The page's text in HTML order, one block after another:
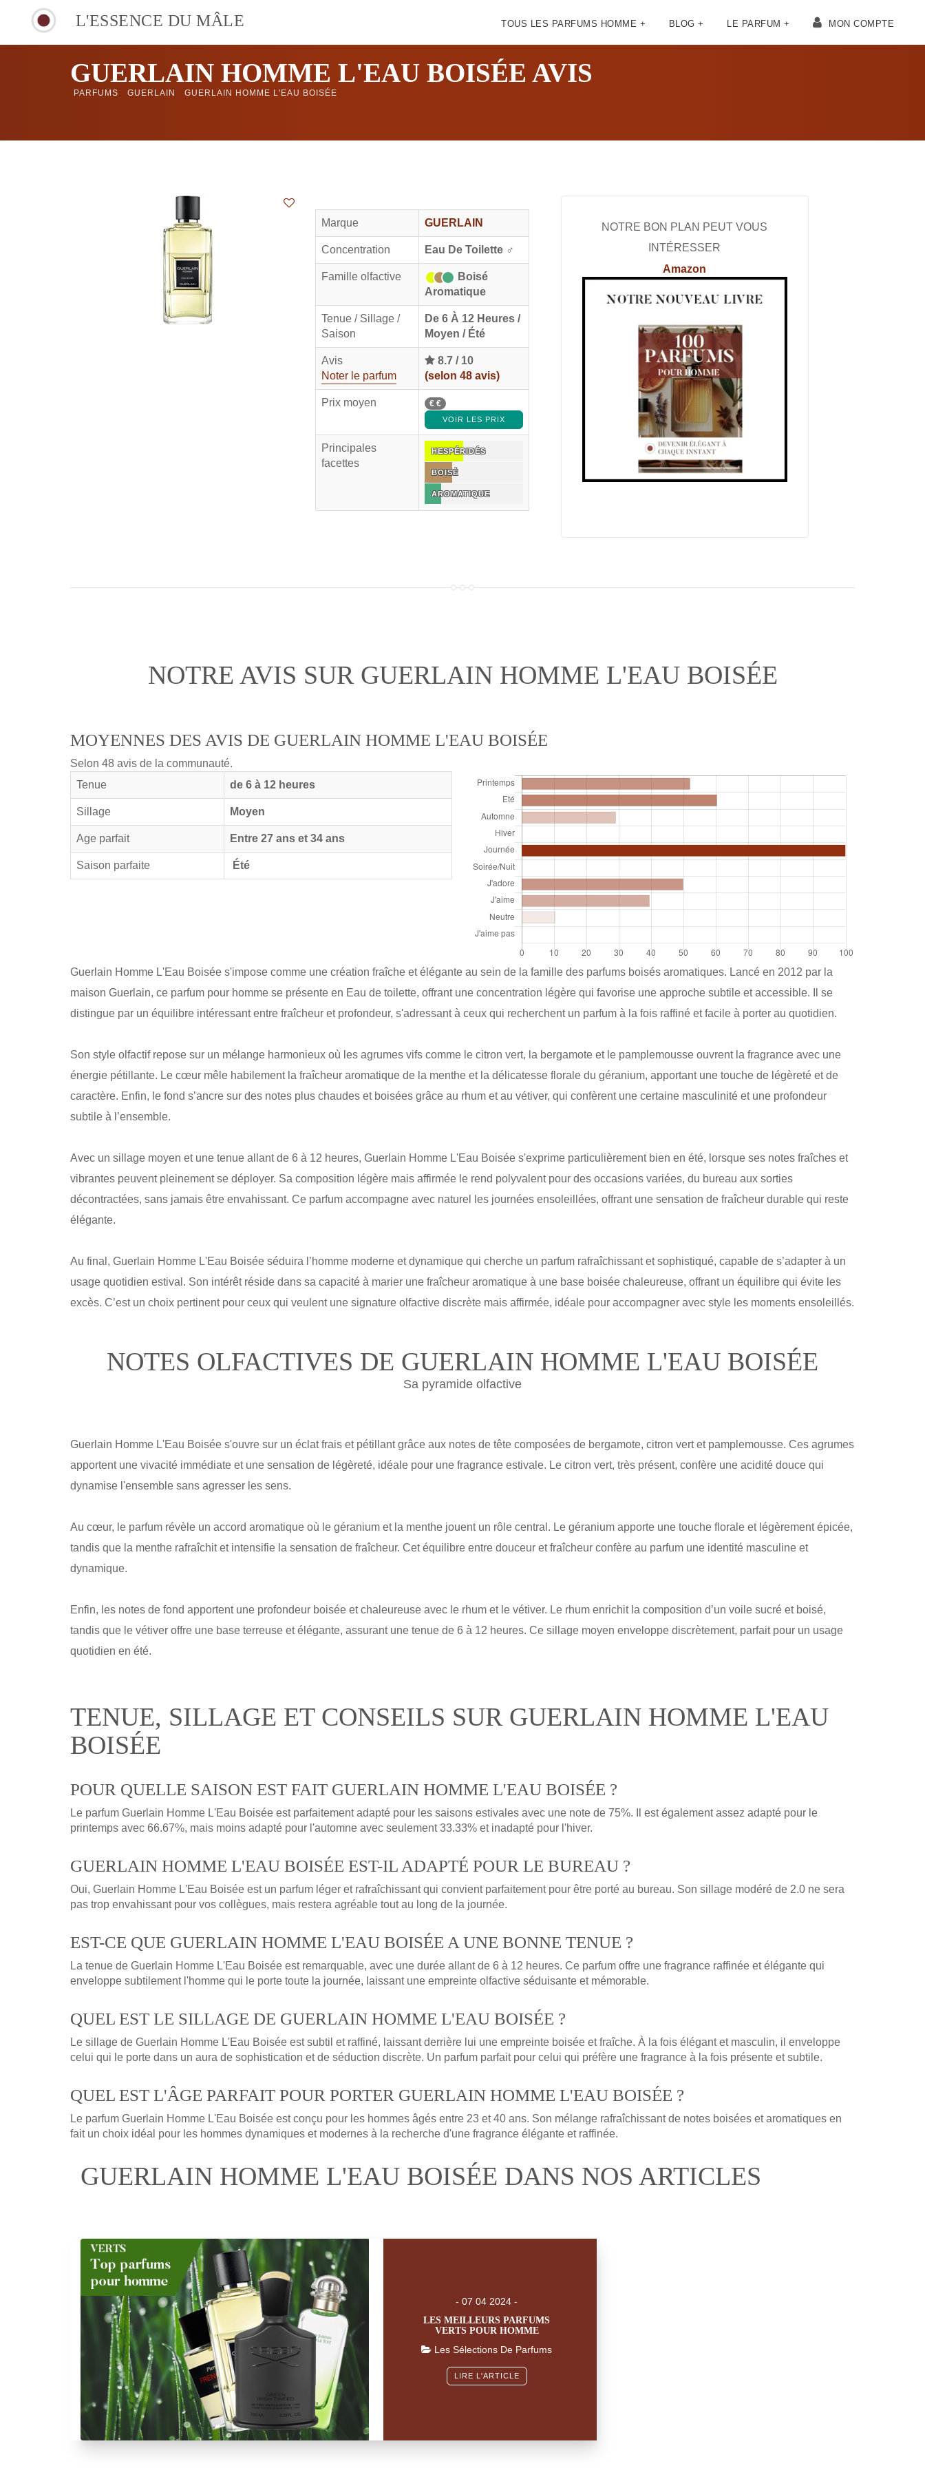
L'ESSENCE DU MÂLE TOUS LES PARFUMS HOMME + BLOG + LE PARFUM + MON COMPTE
GUERLAIN HOMME L'EAU BOISÉE AVIS
PARFUMS GUERLAIN GUERLAIN HOMME L'EAU BOISÉE
Marque GUERLAIN
Concentration Eau De Toilette ♂
Famille olfactive
Boisé
Aromatique
Tenue / Sillage /
Saison
De 6 À 12 Heures /
Moyen / Été
Avis
Noter le parfum
8.7/ 10
(selon48 avis)
Prix moyen € €
VOIR LES PRIX
Principales
facettes
HESPÉRIDÉS
BOISÉ
AROMATIQUE
NOTRE BON PLAN PEUT VOUS
INTÉRESSER
Amazon
NOTRE AVIS SUR GUERLAIN HOMME L'EAU BOISÉE
MOYENNES DES AVIS DE GUERLAIN HOMME L'EAU BOISÉE
Selon 48 avis de la communauté.
Tenue
de 6 à 12 heures
Sillage Moyen
Age parfait Entre 27 ans et 34 ans
Saison parfaite Été
Guerlain Homme L'Eau Boisée s'impose comme une création fraîche et élégante au sein de la famille des parfums boisés aromatiques. Lancé en 2012 par la
maison Guerlain, ce parfum pour homme se présente en Eau de toilette, offrant une concentration légère qui favorise une approche subtile et accessible. Il se
distingue par un équilibre intéressant entre fraîcheur et profondeur, s'adressant à ceux qui recherchent un parfum à la fois raffiné et facile à porter au quotidien.
Son style olfactif repose sur un mélange harmonieux où les agrumes vifs comme le citron vert, la bergamote et le pamplemousse ouvrent la fragrance avec une
énergie pétillante. Le cœur mêle habilement la fraîcheur aromatique de la menthe et la délicatesse florale du géranium, apportant une touche de légèreté et de
caractère. Enfin, le fond s’ancre sur des notes plus chaudes et boisées grâce au rhum et au vétiver, qui confèrent une certaine masculinité et une profondeur
subtile à l’ensemble.
Avec un sillage moyen et une tenue allant de 6 à 12 heures, Guerlain Homme L'Eau Boisée s'exprime particulièrement bien en été, lorsque ses notes fraîches et
vibrantes peuvent pleinement se déployer. Sa composition légère mais affirmée le rend polyvalent pour des occasions variées, du bureau aux sorties
décontractées, sans jamais être envahissant. Ce parfum accompagne avec naturel les journées ensoleillées, offrant une sensation de fraîcheur durable qui reste
élégante.
Au final, Guerlain Homme L'Eau Boisée séduira l’homme moderne et dynamique qui cherche un parfum rafraîchissant et sophistiqué, capable de s’adapter à un
usage quotidien estival. Son intérêt réside dans sa capacité à marier une fraîcheur aromatique à une base boisée chaleureuse, offrant un équilibre qui évite les
excès. C’est un choix pertinent pour ceux qui veulent une signature olfactive discrète mais affirmée, idéale pour accompagner avec style les moments ensoleillés.
NOTES OLFACTIVES DE GUERLAIN HOMME L'EAU BOISÉE
Sa pyramide olfactive
Guerlain Homme L'Eau Boisée s'ouvre sur un éclat frais et pétillant grâce aux notes de tête composées de bergamote, citron vert et pamplemousse. Ces agrumes
apportent une vivacité immédiate et une sensation de légèreté, idéale pour une fragrance estivale. Le citron vert, très présent, confère une acidité douce qui
dynamise l'ensemble sans agresser les sens.
Au cœur, le parfum révèle un accord aromatique où le géranium et la menthe jouent un rôle central. Le géranium apporte une touche florale et légèrement épicée,
tandis que la menthe rafraîchit et intensifie la sensation de fraîcheur. Cet équilibre entre douceur et fraîcheur confère au parfum une identité masculine et
dynamique.
Enfin, les notes de fond apportent une profondeur boisée et chaleureuse avec le rhum et le vétiver. Le rhum enrichit la composition d’un voile sucré et boisé,
tandis que le vétiver offre une base terreuse et élégante, assurant une tenue de 6 à 12 heures. Ce sillage moyen enveloppe discrètement, parfait pour un usage
quotidien en été.
TENUE, SILLAGE ET CONSEILS SUR GUERLAIN HOMME L'EAU
BOISÉE
POUR QUELLE SAISON EST FAIT GUERLAIN HOMME L'EAU BOISÉE ?
Le parfum Guerlain Homme L'Eau Boisée est parfaitement adapté pour les saisons estivales avec une note de 75%. Il est également assez adapté pour le
printemps avec 66.67%, mais moins adapté pour l'automne avec seulement 33.33% et inadapté pour l'hiver.
GUERLAIN HOMME L'EAU BOISÉE EST-IL ADAPTÉ POUR LE BUREAU ?
Oui, Guerlain Homme L'Eau Boisée est un parfum léger et rafraîchissant qui convient parfaitement pour être porté au bureau. Son sillage modéré de 2.0 ne sera
pas trop envahissant pour vos collègues, mais restera agréable tout au long de la journée.
EST-CE QUE GUERLAIN HOMME L'EAU BOISÉE A UNE BONNE TENUE ?
La tenue de Guerlain Homme L'Eau Boisée est remarquable, avec une durée allant de 6 à 12 heures. Ce parfum offre une fragrance raffinée et élégante qui
enveloppe subtilement l'homme qui le porte toute la journée, laissant une empreinte olfactive séduisante et mémorable.
QUEL EST LE SILLAGE DE GUERLAIN HOMME L'EAU BOISÉE ?
Le sillage de Guerlain Homme L'Eau Boisée est subtil et raffiné, laissant derrière lui une empreinte boisée et fraîche. À la fois élégant et masculin, il enveloppe
celui qui le porte dans un aura de sophistication et de séduction discrète. Un parfum parfait pour celui qui préfère une fragrance à la fois présente et subtile.
QUEL EST L'ÂGE PARFAIT POUR PORTER GUERLAIN HOMME L'EAU BOISÉE ?
Le parfum Guerlain Homme L'Eau Boisée est conçu pour les hommes âgés entre 23 et 40 ans. Son mélange rafraîchissant de notes boisées et aromatiques en
fait un choix idéal pour les hommes dynamiques et modernes à la recherche d'une fragrance élégante et raffinée.
GUERLAIN HOMME L'EAU BOISÉE DANS NOS ARTICLES
- 07 04 2024 -
LES MEILLEURS PARFUMS
VERTS POUR HOMME
Les Sélections De Parfums
LIRE L'ARTICLE
Amazon
Notre nouveau livre 100 Parfums Pour Homme